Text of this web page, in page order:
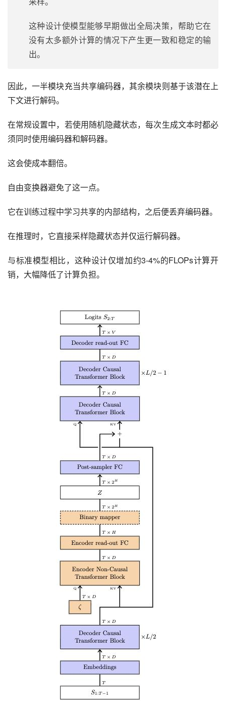
这种设计使模型能够早期做出全局决策，帮助它在
没有太多额外计算的情况下产生更一致和稳定的输
出。
因此，一半模块充当共享编码器，其余模块则基于该潜在上
下文进行解码。
在常规设置中，若使用随机隐藏状态，每次生成文本时都必
须同时使用编码器和解码器。
这会使成本翻倍。
自由变换器避免了这一点。
它在训练过程中学习共享的内部结构，之后便丢弃编码器。
在推理时，它直接采样隐藏状态并仅运行解码器。
与标准模型相比，这种设计仅增加约3-4%的FLOPs计算开
销，大幅降低了计算负担。